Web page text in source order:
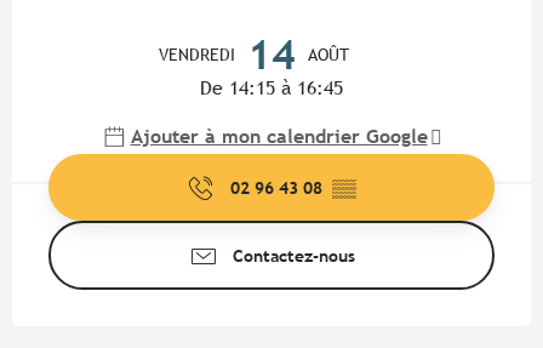
VENDREDI 14 AOÛT
De 14:15 à 16:45
Ajouter à mon calendrier Google
02 96 43 08 ▒▒
Contactez-nous